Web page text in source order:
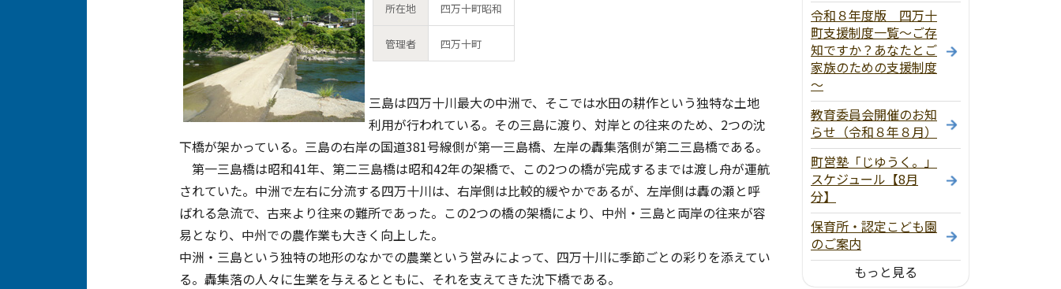
所在地 四万十町昭和
管理者 四万十町
三島は四万十川最大の中洲で、そこでは水田の耕作という独特な土地
利用が行われている。その三島に渡り、対岸との往来のため、2つの沈
下橋が架かっている。三島の右岸の国道381号線側が第一三島橋、左岸の轟集落側が第二三島橋である。
第一三島橋は昭和41年、第二三島橋は昭和42年の架橋で、この2つの橋が完成するまでは渡し舟が運航
されていた。中洲で左右に分流する四万十川は、右岸側は比較的緩やかであるが、左岸側は轟の瀬と呼
ばれる急流で、古来より往来の難所であった。この2つの橋の架橋により、中州・三島と両岸の往来が容
易となり、中州での農作業も大きく向上した。
中洲・三島という独特の地形のなかでの農業という営みによって、四万十川に季節ごとの彩りを添えてい
る。轟集落の人々に生業を与えるとともに、それを支えてきた沈下橋である。
令和８年度版 四万十
町支援制度一覧～ご存
知ですか？あなたとご
家族のための支援制度
～
教育委員会開催のお知
らせ（令和８年８月）
町営塾「じゆうく。」
スケジュール【8月
分】
保育所・認定こども園
のご案内
もっと見る